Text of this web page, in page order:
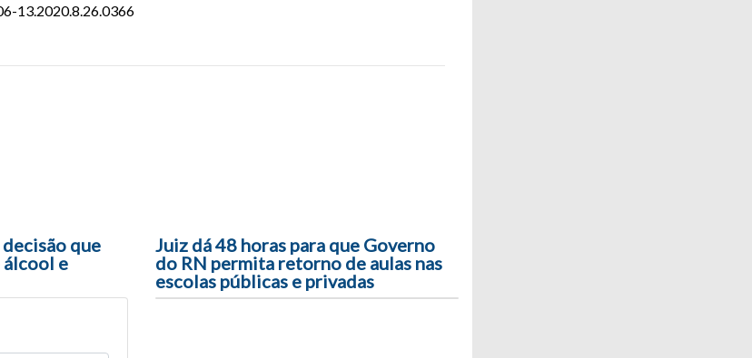
13.2020.8.26.0366
que
e
Juiz dá 48 horas para que Governo
do RN permita retorno de aulas nas
escolas públicas e privadas